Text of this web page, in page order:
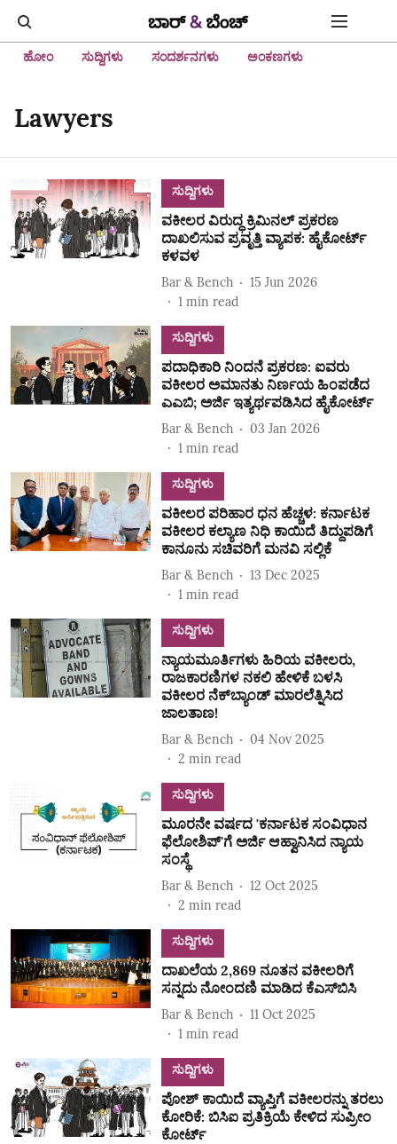
ಹೋಂ ಸುದ್ದಿಗಳು ಸಂದರ್ಶನಗಳು ಅಂಕಣಗಳು
Lawyers
ಸುದ್ದಿಗಳು
ವಕೀಲರ ವಿರುದ್ಧ ಕ್ರಿಮಿನಲ್ ಪ್ರಕರಣ
ದಾಖಲಿಸುವ ಪ್ರವೃತ್ತಿ ವ್ಯಾಪಕ: ಹೈಕೋರ್ಟ್
ಕಳವಳ
Bar & Bench
15 Jun 2026
1 min read
ಸುದ್ದಿಗಳು
ಪದಾಧಿಕಾರಿ ನಿಂದನೆ ಪ್ರಕರಣ: ಐವರು
ವಕೀಲರ ಅಮಾನತು ನಿರ್ಣಯ ಹಿಂಪಡೆದ
ಎಎಬಿ; ಅರ್ಜಿ ಇತ್ಯರ್ಥಪಡಿಸಿದ ಹೈಕೋರ್ಟ್‌
Bar & Bench
03 Jan 2026
1 min read
ಸುದ್ದಿಗಳು
ವಕೀಲರ ಪರಿಹಾರ ಧನ ಹೆಚ್ಚಳ: ಕರ್ನಾಟಕ
ವಕೀಲರ ಕಲ್ಯಾಣ ನಿಧಿ ಕಾಯಿದೆ ತಿದ್ದುಪಡಿಗೆ
ಕಾನೂನು ಸಚಿವರಿಗೆ ಮನವಿ ಸಲ್ಲಿಕೆ
Bar & Bench
13 Dec 2025
1 min read
ಸುದ್ದಿಗಳು
ನ್ಯಾಯಮೂರ್ತಿಗಳು ಹಿರಿಯ ವಕೀಲರು,
ರಾಜಕಾರಣಿಗಳ ನಕಲಿ ಹೇಳಿಕೆ ಬಳಸಿ
ವಕೀಲರ ನೆಕ್‌ಬ್ಯಾಂಡ್‌ ಮಾರಲೆತ್ನಿಸಿದ
ಜಾಲತಾಣ!
Bar & Bench
04 Nov 2025
2 min read
ಸುದ್ದಿಗಳು
ಮೂರನೇ ವರ್ಷದ 'ಕರ್ನಾಟಕ ಸಂವಿಧಾನ
ಫೆಲೋಶಿಪ್‌'ಗೆ ಅರ್ಜಿ ಆಹ್ವಾನಿಸಿದ ನ್ಯಾಯ
ಸಂಸ್ಥೆ
Bar & Bench
12 Oct 2025
2 min read
ಸುದ್ದಿಗಳು
ದಾಖಲೆಯ 2,869 ನೂತನ ವಕೀಲರಿಗೆ
ಸನ್ನದು ನೋಂದಣಿ ಮಾಡಿದ ಕೆಎಸ್‌ಬಿಸಿ
Bar & Bench
11 Oct 2025
1 min read
ಸುದ್ದಿಗಳು
ಪೋಶ್ ಕಾಯಿದೆ ವ್ಯಾಪ್ತಿಗೆ ವಕೀಲರನ್ನು ತರಲು
ಕೋರಿಕೆ: ಬಿಸಿಐ ಪ್ರತಿಕ್ರಿಯೆ ಕೇಳಿದ ಸುಪ್ರೀಂ
ಕೋರ್ಟ್‌